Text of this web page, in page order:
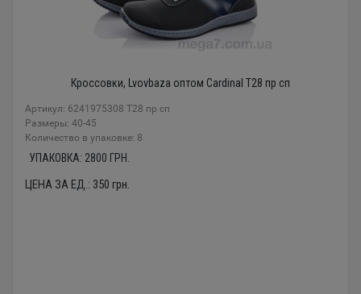
Кроссовки, Lvovbaza оптом Cardinal Т28 пр сп
Артикул: 6241975308 Т28 пр сп
Размеры: 40-45
Количество в упаковке: 8
УПАКОВКА: 2800 ГРН.
ЦЕНА ЗА ЕД.: 350 грн.